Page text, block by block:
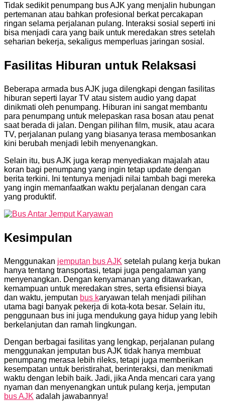
Tidak sedikit penumpang bus AJK yang menjalin hubungan
pertemanan atau bahkan profesional berkat percakapan
ringan selama perjalanan pulang. Interaksi sosial seperti ini
bisa menjadi cara yang baik untuk meredakan stres setelah
seharian bekerja, sekaligus memperluas jaringan sosial.
Fasilitas Hiburan untuk Relaksasi
Beberapa armada bus AJK juga dilengkapi dengan fasilitas
hiburan seperti layar TV atau sistem audio yang dapat
dinikmati oleh penumpang. Hiburan ini sangat membantu
para penumpang untuk melepaskan rasa bosan atau penat
saat berada di jalan. Dengan pilihan film, musik, atau acara
TV, perjalanan pulang yang biasanya terasa membosankan
kini berubah menjadi lebih menyenangkan.
Selain itu, bus AJK juga kerap menyediakan majalah atau
koran bagi penumpang yang ingin tetap update dengan
berita terkini. Ini tentunya menjadi nilai tambah bagi mereka
yang ingin memanfaatkan waktu perjalanan dengan cara
yang produktif.
Kesimpulan
Menggunakan jemputan bus AJK setelah pulang kerja bukan
hanya tentang transportasi, tetapi juga pengalaman yang
menyenangkan. Dengan kenyamanan yang ditawarkan,
kemampuan untuk meredakan stres, serta efisiensi biaya
dan waktu, jemputan bus karyawan telah menjadi pilihan
utama bagi banyak pekerja di kota-kota besar. Selain itu,
penggunaan bus ini juga mendukung gaya hidup yang lebih
berkelanjutan dan ramah lingkungan.
Dengan berbagai fasilitas yang lengkap, perjalanan pulang
menggunakan jemputan bus AJK tidak hanya membuat
penumpang merasa lebih rileks, tetapi juga memberikan
kesempatan untuk beristirahat, berinteraksi, dan menikmati
waktu dengan lebih baik. Jadi, jika Anda mencari cara yang
nyaman dan menyenangkan untuk pulang kerja, jemputan
bus AJK adalah jawabannya!